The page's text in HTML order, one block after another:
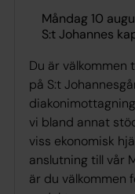
måndag 10
S:t Johannes
Du är välkommen
på S:t
vi bland annat
viss ekonomisk
anslutning till vår
är du välkommen